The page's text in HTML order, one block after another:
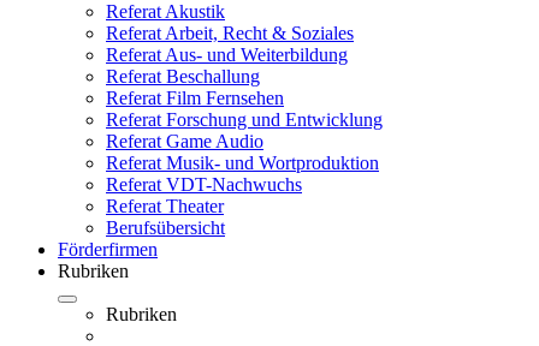
Referat Akustik
Referat Arbeit, Recht & Soziales
Referat Aus- und Weiterbildung
Referat Beschallung
Referat Film Fernsehen
Referat Forschung und Entwicklung
Referat Game Audio
Referat Musik- und Wortproduktion
Referat VDT-Nachwuchs
Referat Theater
Berufsübersicht
Förderfirmen
Rubriken
Rubriken